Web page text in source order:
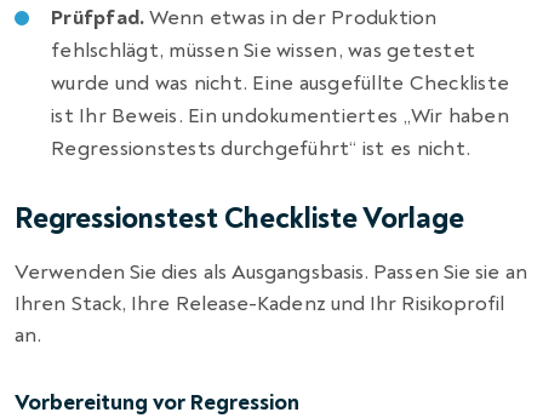
Prüfpfad.Wenn etwas in der Produktion
fehlschlägt, müssen Sie wissen, was getestet
wurde und was nicht. Eine ausgefüllte Checkliste
ist Ihr Beweis. Ein undokumentiertes „Wir haben
Regressionstests durchgeführt“ ist es nicht.
Regressionstest Checkliste Vorlage
Verwenden Sie dies als Ausgangsbasis. Passen Sie sie an
Ihren Stack, Ihre Release-Kadenz und Ihr Risikoprofil
an.
Vorbereitung vor Regression